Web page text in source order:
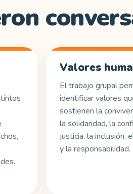
Valores
El trabajo grupal
identificar valores
sostienen la
la solidaridad, la
justicia, la inclusión,
y la responsabilidad.